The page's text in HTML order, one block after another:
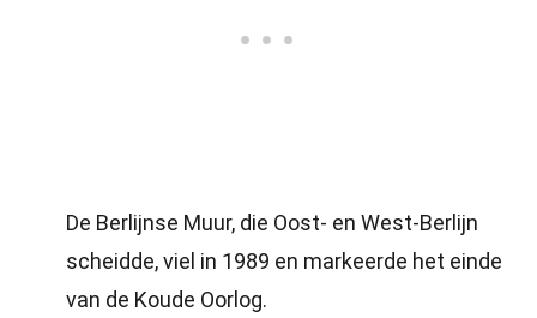
De Berlijnse Muur, die Oost- en West-Berlijn
scheidde, viel in 1989 en markeerde het einde
van de Koude Oorlog.